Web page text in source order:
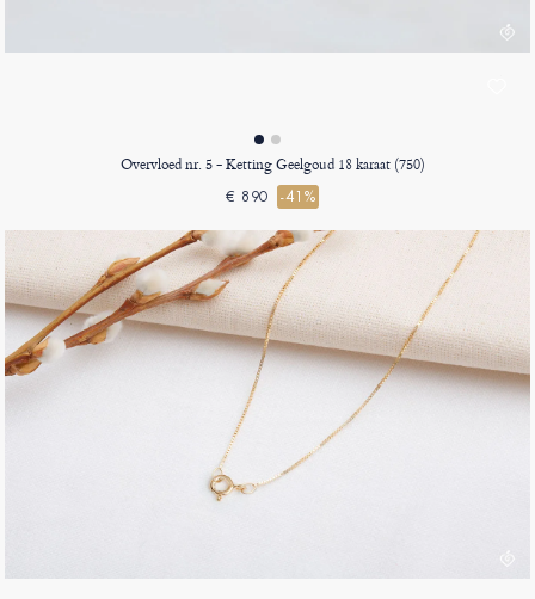
Overvloed nr. 5 - Ketting Geelgoud 18 karaat (750)
€ 890 -41%